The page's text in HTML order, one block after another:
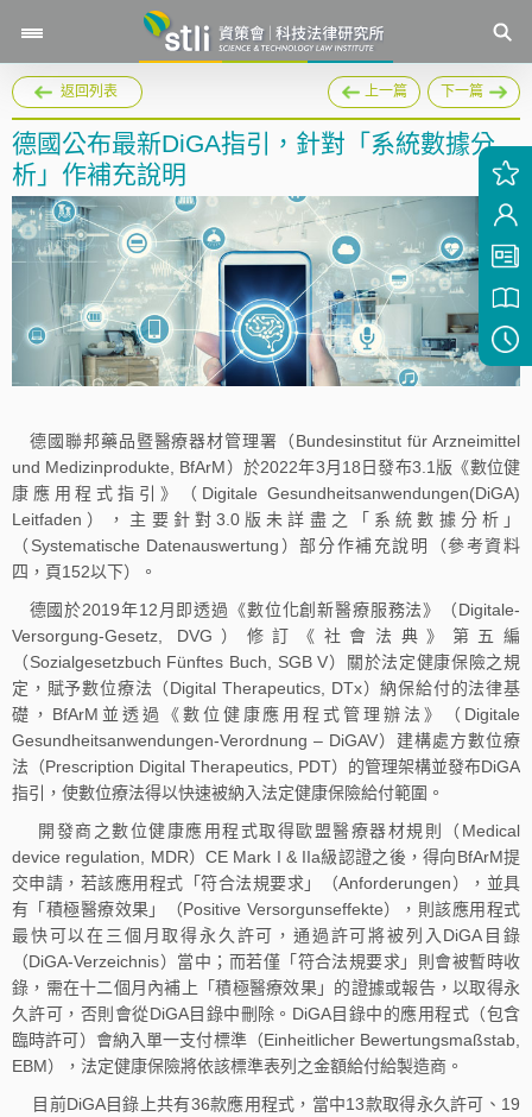
返回列表 上一篇 下一篇
德國公布最新DiGA指引，針對「系統數據分
析」作補充說明
德國聯邦藥品暨醫療器材管理署（Bundesinstitut für Arzneimittel
und Medizinprodukte, BfArM）於2022年3月18日發布3.1版《數位健
康應用程式指引》（Digitale Gesundheitsanwendungen(DiGA)
Leitfaden），主要針對3.0版未詳盡之「系統數據分析」
（Systematische Datenauswertung）部分作補充說明（參考資料
四，頁152以下）。
德國於2019年12月即透過《數位化創新醫療服務法》（Digitale-
Versorgung-Gesetz, DVG）修訂《社會法典》第五編
（Sozialgesetzbuch Fünftes Buch, SGB V）關於法定健康保險之規
定，賦予數位療法（Digital Therapeutics, DTx）納保給付的法律基
礎，BfArM並透過《數位健康應用程式管理辦法》（Digitale
Gesundheitsanwendungen-Verordnung – DiGAV）建構處方數位療
法（Prescription Digital Therapeutics, PDT）的管理架構並發布DiGA
指引，使數位療法得以快速被納入法定健康保險給付範圍。
開發商之數位健康應用程式取得歐盟醫療器材規則（Medical
device regulation, MDR）CE Mark I & IIa級認證之後，得向BfArM提
交申請，若該應用程式「符合法規要求」（Anforderungen），並具
有「積極醫療效果」（Positive Versorgunseffekte），則該應用程式
最快可以在三個月取得永久許可，通過許可將被列入DiGA目錄
（DiGA-Verzeichnis）當中；而若僅「符合法規要求」則會被暫時收
錄，需在十二個月內補上「積極醫療效果」的證據或報告，以取得永
久許可，否則會從DiGA目錄中刪除。DiGA目錄中的應用程式（包含
臨時許可）會納入單一支付標準（Einheitlicher Bewertungsmaßstab,
EBM），法定健康保險將依該標準表列之金額給付給製造商。
目前DiGA目錄上共有36款應用程式，當中13款取得永久許可、19